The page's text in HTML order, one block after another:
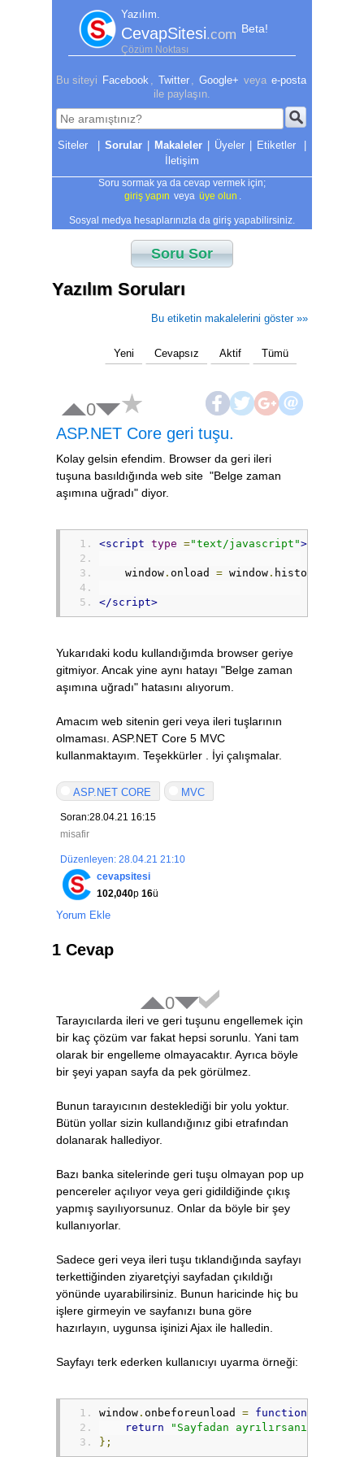
Yazılım.
CevapSitesi.com Beta!
Çözüm Noktası
Bu siteyi Facebook Twitter Google+ veya e-posta
ile paylaşın.
| Sorular | Makaleler | Üyeler | Etiketler
|
İletişim
Soru sormak ya da cevap vermek için;
giriş yapın veya üye olun
Sosyal medya hesaplarınızla da giriş yapabilirsiniz.
Soru Sor
Yazılım Soruları
Bu etiketin makalelerini göster »»
Yeni Cevapsız Aktif Tümü
0
ASP.NET Core geri tuşu.
Kolay gelsin efendim. Browser da geri ileri
tuşuna basıldığında web site "Belge zaman
aşımına uğradı" diyor.
<script type ="text/javascript">
    window
. onload = window . history
</script>
Yukarıdaki kodu kullandığımda browser geriye
gitmiyor. Ancak yine aynı hatayı "Belge zaman
aşımına uğradı" hatasını alıyorum.
Amacım web sitenin geri veya ileri tuşlarının
olmaması. ASP.NET Core 5 MVC
kullanmaktayım. Teşekkürler . İyi çalışmalar.
ASP.NET CORE MVC
Soran:28.04.21 16:15
misafir
Düzenleyen: 28.04.21 21:10
cevapsitesi
102,040p 16ü
Yorum Ekle
1 Cevap
0
Tarayıcılarda ileri ve geri tuşunu engellemek için
bir kaç çözüm var fakat hepsi sorunlu. Yani tam
olarak bir engelleme olmayacaktır. Ayrıca böyle
bir şeyi yapan sayfa da pek görülmez.
Bunun tarayıcının desteklediği bir yolu yoktur.
Bütün yollar sizin kullandığınız gibi etrafından
dolanarak hallediyor.
Bazı banka sitelerinde geri tuşu olmayan pop up
pencereler açılıyor veya geri gidildiğinde çıkış
yapmış sayılıyorsunuz. Onlar da böyle bir şey
kullanıyorlar.
Sadece geri veya ileri tuşu tıklandığında sayfayı
terkettiğinden ziyaretçiyi sayfadan çıkıldığı
yönünde uyarabilirsiniz. Bunun haricinde hiç bu
işlere girmeyin ve sayfanızı buna göre
hazırlayın, uygunsa işinizi Ajax ile halledin.
Sayfayı terk ederken kullanıcıyı uyarma örneği:
window . onbeforeunload = function
return
"Sayfadan ayrılırsanız
};